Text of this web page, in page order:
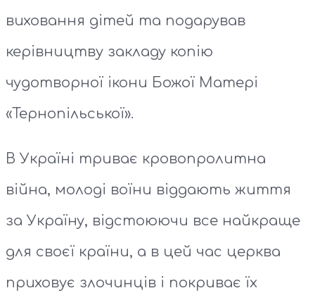
виховання дітей та подарував
керівництву закладу копію
чудотворної ікони Божої Матері
«Тернопільської».
В Україні триває кровопролитна
війна, молоді воїни віддають життя
за Україну, відстоюючи все найкраще
для своєї країни, а в цей час церква
приховує злочинців і покриває їх